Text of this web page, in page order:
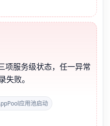
项服务级状态，任一异常
失败。
应用池启动